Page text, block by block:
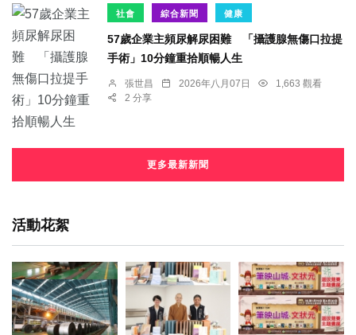
社會 綜合新聞 健康
57歲企業主頻尿解尿困難 「攝護腺無傷口拉提
手術」10分鐘重拾順暢人生
張世昌 2026年八月07日
1,663 觀看
2 分享
更多最新新聞
活動花絮